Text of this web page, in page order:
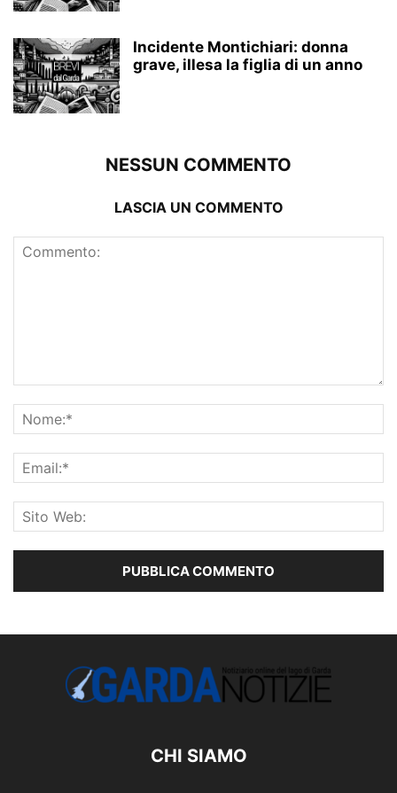
Incidente Montichiari: donna
grave, illesa la figlia di un anno
NESSUN COMMENTO
LASCIA UN COMMENTO
CHI SIAMO